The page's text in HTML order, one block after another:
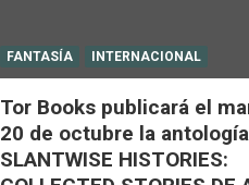
FANTASÍA INTERNACIONAL
Tor Books publicará el
20 de octubre la
SLANTWISE HISTORIES: